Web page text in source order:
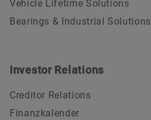
Vehicle Lifetime Solutions
Bearings & Industrial Solutions
Investor Relations
Creditor Relations
Finanzkalender